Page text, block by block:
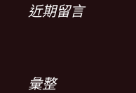
近期留言
彙整